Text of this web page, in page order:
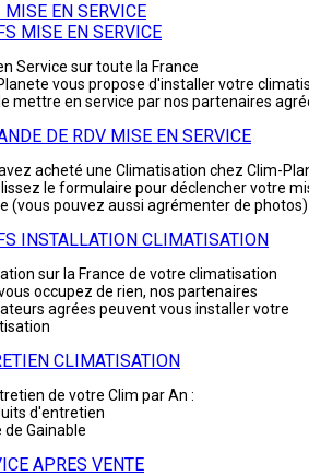
EN SERVICE
MISE EN SERVICE
Service sur toute la France
vous propose d'installer votre
mettre en service par nos partenaires
DE RDV MISE EN SERVICE
acheté une Climatisation chez Clim-
le formulaire pour déclencher votre
(vous pouvez aussi agrémenter de photos)
INSTALLATION CLIMATISATION
sur la France de votre climatisation
occupez de rien, nos partenaires
agrées peuvent vous installer votre
CLIMATISATION
de votre Clim par An :
d'entretien
de Gainable
APRES VENTE